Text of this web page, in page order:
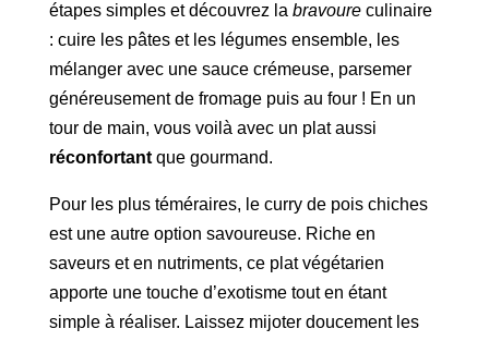
étapes simples et découvrez la bravoureculinaire
: cuire les pâtes et les légumes ensemble, les
mélanger avec une sauce crémeuse, parsemer
généreusement de fromage puis au four ! En un
tour de main, vous voilà avec un plat aussi
réconfortantque gourmand.
Pour les plus téméraires, le curry de pois chiches
est une autre option savoureuse. Riche en
saveurs et en nutriments, ce plat végétarien
apporte une touche d’exotisme tout en étant
simple à réaliser. Laissez mijoter doucement les